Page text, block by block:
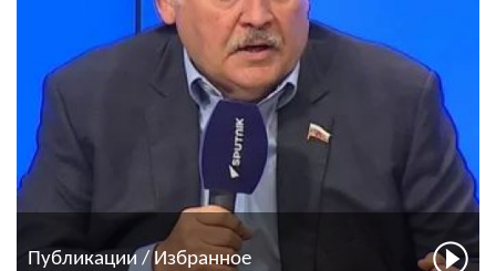
Публикации / Избранное